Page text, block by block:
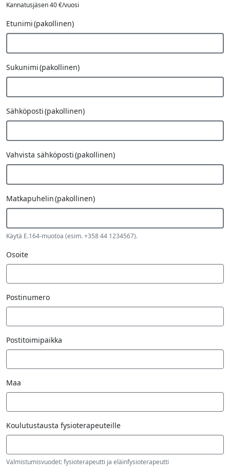
Kannatusjäsen 40 €/vuosi
Etunimi(pakollinen)
Sukunimi(pakollinen)
Sähköposti(pakollinen)
Vahvista sähköposti(pakollinen)
Matkapuhelin(pakollinen)
Käytä E.164-muotoa (esim. +358 44 1234567).
Osoite
Postinumero
Postitoimipaikka
Maa
Koulutustausta fysioterapeuteille
Valmistumisvuodet: fysioterapeutti ja eläinfysioterapeutti